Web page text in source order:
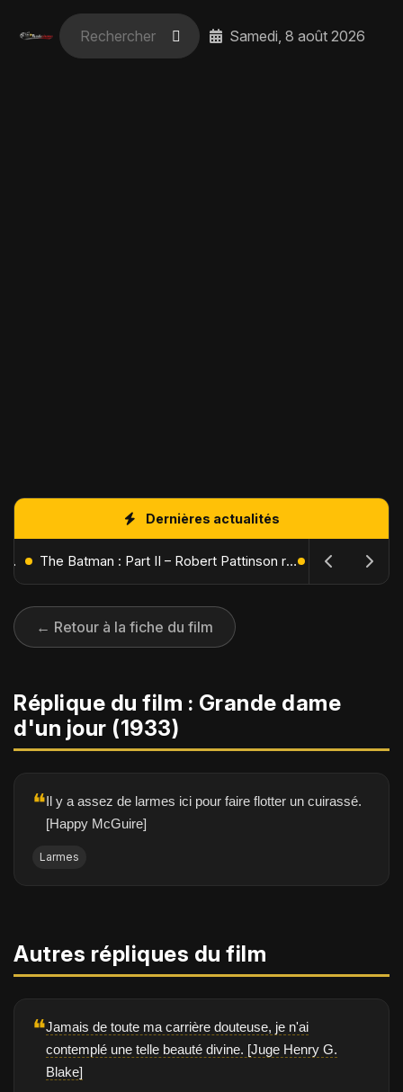
Samedi, 8 août 2026
Dernières actualités
L'Âge de Glace : Le Réveil du Volcan – Manny, Sid et Diego de retour pour une aventure explosive The Batman : Part II – Robert Pattinson replonge dans les ténèbres de Gotham dès octobre 2027
← Retour à la fiche du film
Réplique du film : Grande dame
d'un jour (1933)
❝Il y a assez de larmes ici pour faire flotter un cuirassé.
[Happy McGuire]
Larmes
Autres répliques du film
❝Jamais de toute ma carrière douteuse, je n'ai
contemplé une telle beauté divine. [Juge Henry G.
Blake]